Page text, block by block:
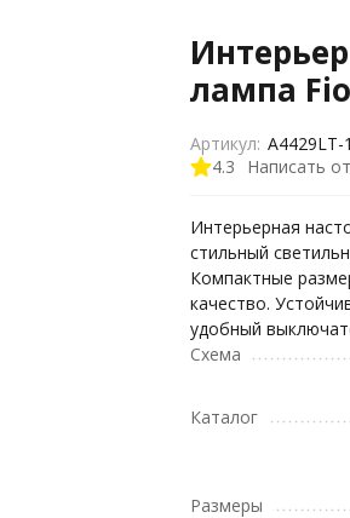
лампа
4.3 Написать
Артикул: A4429LT-
Интерьерная
стильный
Компактные
качество.
удобный
Схема
Каталог
Размеры